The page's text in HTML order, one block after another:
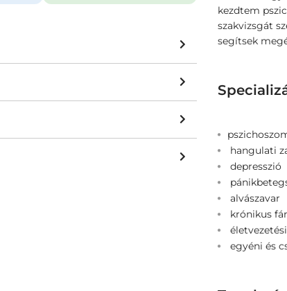
kezdtem
szakvizsgát
segítsek
hangulati
depresszió
alvászavar
krónikus
egyéni és